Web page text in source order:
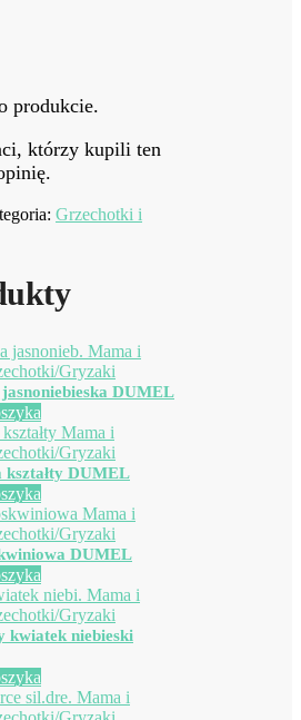
produkcie.
którzy kupili ten
Grzechotki i
DUMEL
DUMEL
DUMEL
kwiatek niebieski